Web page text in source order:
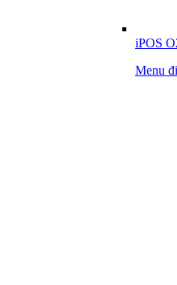
iPOS
Menu